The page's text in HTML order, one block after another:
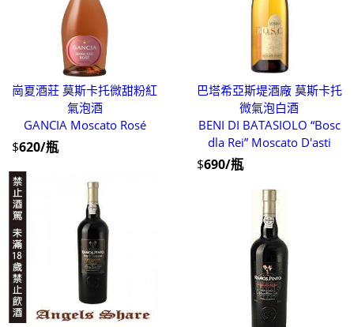
崗夏酒莊 莫斯卡托微甜粉紅
氣泡酒
GANCIA Moscato Rosé
$620/瓶
巴塔希亞斯堤酒廠 莫斯卡托
微氣泡白酒
BENI DI BATASIOLO “Bosc
dla Rei” Moscato D'asti
$690/瓶